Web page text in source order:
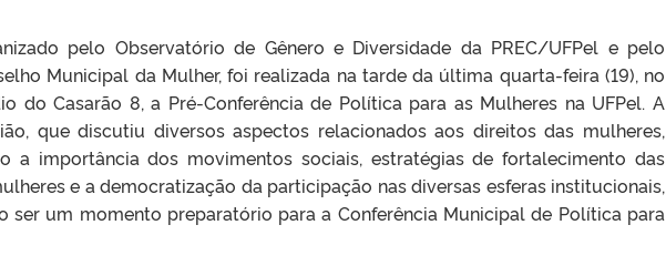
pelo Observatório de Gênero e Diversidade da PREC/UFPel e pelo
Municipal da Mulher, foi realizada na tarde da última quarta-feira (19), no
do Casarão 8, a Pré-Conferência de Política para as Mulheres na UFPel. A
que discutiu diversos aspectos relacionados aos direitos das mulheres,
a importância dos movimentos sociais, estratégias de fortalecimento das
e a democratização da participação nas diversas esferas institucionais,
ser um momento preparatório para a Conferência Municipal de Política para